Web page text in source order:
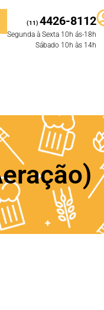
(11) 4426-8112
Segunda à Sexta 10h ás-18h
Sábado 10h às 14h